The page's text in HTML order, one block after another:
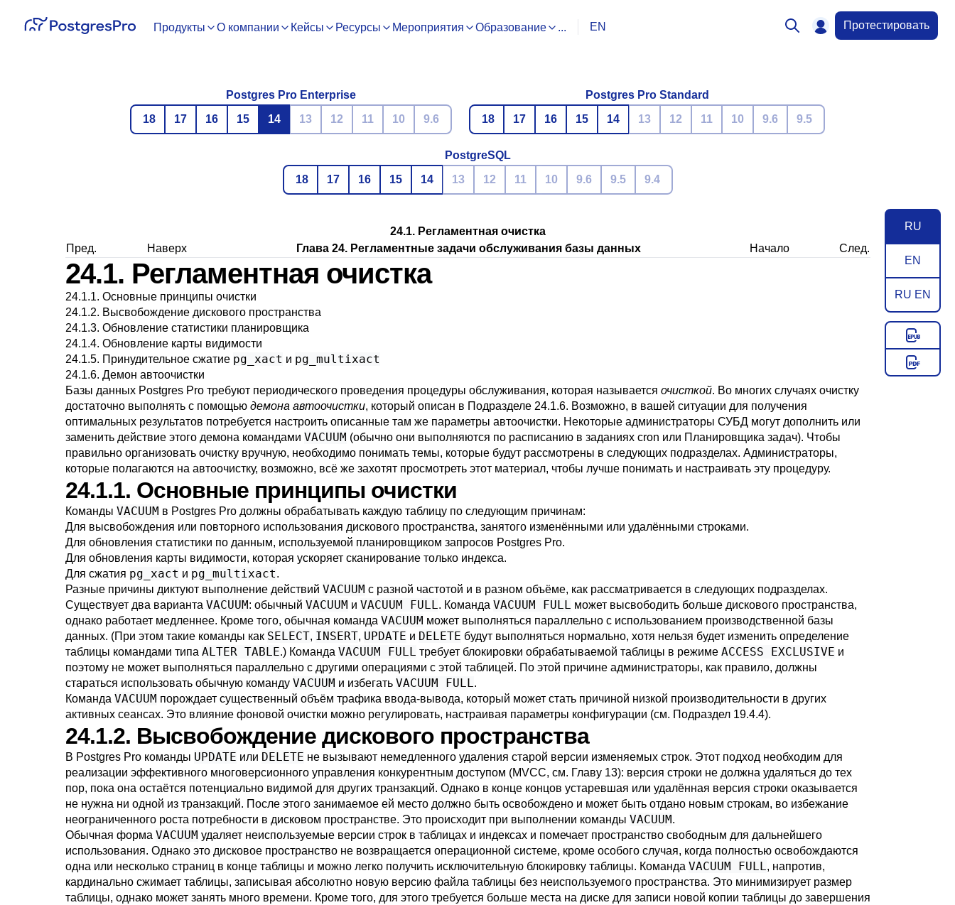
Продукты О компании Кейсы Ресурсы Мероприятия Образование ... EN Протестировать
Postgres Pro Enterprise
18
17 16 15 14 13 12 11 10 9.6
Postgres Pro Standard
18
17 16 15 14 13 12 11 10 9.6 9.5
PostgreSQL
18
17 16 15 14 13 12 11 10 9.6 9.5 9.4
RU
EN
RU EN
24.1. Регламентная очистка
Пред.
Наверх Глава 24. Регламентные задачи обслуживания базы данных Начало След.
24.1. Регламентная очистка
24.1.1. Основные принципы очистки
24.1.2. Высвобождение дискового пространства
24.1.3. Обновление статистики планировщика
24.1.4. Обновление карты видимости
24.1.5. Принудительное сжатие pg_xact и pg_multixact
24.1.6. Демон автоочистки
Базы данных Postgres Pro требуют периодического проведения процедуры обслуживания, которая называется очисткой. Во многих случаях очистку
достаточно выполнять с помощью демона автоочистки, который описан в Подразделе 24.1.6. Возможно, в вашей ситуации для получения
оптимальных результатов потребуется настроить описанные там же параметры автоочистки. Некоторые администраторы СУБД могут дополнить или
заменить действие этого демона командами VACUUM (обычно они выполняются по расписанию в заданиях cron или Планировщика задач). Чтобы
правильно организовать очистку вручную, необходимо понимать темы, которые будут рассмотрены в следующих подразделах. Администраторы,
которые полагаются на автоочистку, возможно, всё же захотят просмотреть этот материал, чтобы лучше понимать и настраивать эту процедуру.
24.1.1. Основные принципы очистки
Команды VACUUM в Postgres Pro должны обрабатывать каждую таблицу по следующим причинам:
Для высвобождения или повторного использования дискового пространства, занятого изменёнными или удалёнными строками.
Для обновления статистики по данным, используемой планировщиком запросов Postgres Pro.
Для обновления карты видимости, которая ускоряет сканирование только индекса.
Для сжатия pg_xact и pg_multixact.
Разные причины диктуют выполнение действий VACUUM с разной частотой и в разном объёме, как рассматривается в следующих подразделах.
Существует два варианта VACUUM: обычный VACUUM и VACUUM FULL. Команда VACUUM FULL может высвободить больше дискового пространства,
однако работает медленнее. Кроме того, обычная команда VACUUM может выполняться параллельно с использованием производственной базы
данных. (При этом такие команды как SELECT, INSERT, UPDATE и DELETE будут выполняться нормально, хотя нельзя будет изменить определение
таблицы командами типа ALTER TABLE.) Команда VACUUM FULL требует блокировки обрабатываемой таблицы в режиме ACCESS EXCLUSIVE и
поэтому не может выполняться параллельно с другими операциями с этой таблицей. По этой причине администраторы, как правило, должны
стараться использовать обычную команду VACUUM и избегать VACUUM FULL.
Команда VACUUM порождает существенный объём трафика ввода-вывода, который может стать причиной низкой производительности в других
активных сеансах. Это влияние фоновой очистки можно регулировать, настраивая параметры конфигурации (см. Подраздел 19.4.4).
24.1.2. Высвобождение дискового пространства
В Postgres Pro команды UPDATE или DELETE не вызывают немедленного удаления старой версии изменяемых строк. Этот подход необходим для
реализации эффективного многоверсионного управления конкурентным доступом (MVCC, см. Главу 13): версия строки не должна удаляться до тех
пор, пока она остаётся потенциально видимой для других транзакций. Однако в конце концов устаревшая или удалённая версия строки оказывается
не нужна ни одной из транзакций. После этого занимаемое ей место должно быть освобождено и может быть отдано новым строкам, во избежание
неограниченного роста потребности в дисковом пространстве. Это происходит при выполнении команды VACUUM.
Обычная форма VACUUM удаляет неиспользуемые версии строк в таблицах и индексах и помечает пространство свободным для дальнейшего
использования. Однако это дисковое пространство не возвращается операционной системе, кроме особого случая, когда полностью освобождаются
одна или несколько страниц в конце таблицы и можно легко получить исключительную блокировку таблицы. Команда VACUUM FULL, напротив,
кардинально сжимает таблицы, записывая абсолютно новую версию файла таблицы без неиспользуемого пространства. Это минимизирует размер
таблицы, однако может занять много времени. Кроме того, для этого требуется больше места на диске для записи новой копии таблицы до завершения